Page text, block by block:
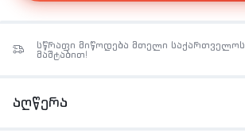
სწრაფი მიწოდება მთელი საქართველოს
მაშტაბით!
აღწერა